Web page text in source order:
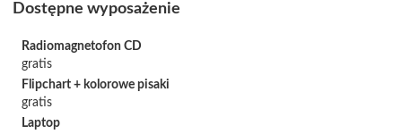
Dostępne wyposażenie
Radiomagnetofon CD
gratis
Flipchart + kolorowe pisaki
gratis
Laptop